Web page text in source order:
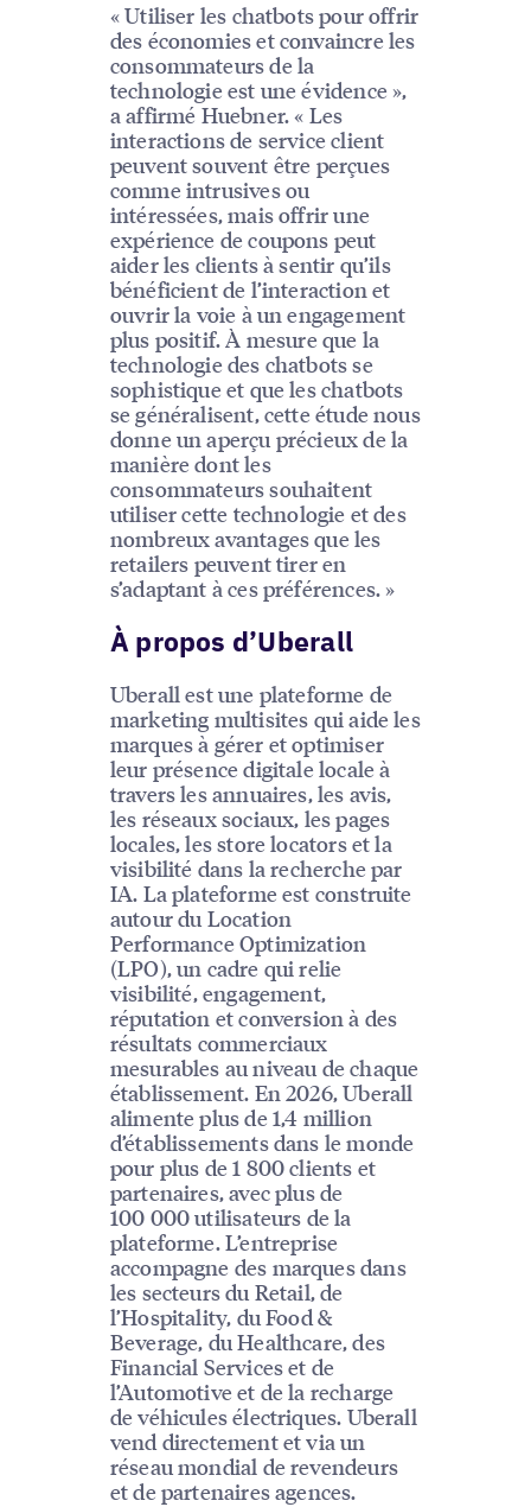
« Utiliser les chatbots pour offrir
des économies et convaincre les
consommateurs de la
technologie est une évidence »,
a affirmé Huebner. « Les
interactions de service client
peuvent souvent être perçues
comme intrusives ou
intéressées, mais offrir une
expérience de coupons peut
aider les clients à sentir qu’ils
bénéficient de l’interaction et
ouvrir la voie à un engagement
plus positif. À mesure que la
technologie des chatbots se
sophistique et que les chatbots
se généralisent, cette étude nous
donne un aperçu précieux de la
manière dont les
consommateurs souhaitent
utiliser cette technologie et des
nombreux avantages que les
retailers peuvent tirer en
s’adaptant à ces préférences. »
À propos d’Uberall
Uberall est une plateforme de
marketing multisites qui aide les
marques à gérer et optimiser
leur présence digitale locale à
travers les annuaires, les avis,
les réseaux sociaux, les pages
locales, les store locators et la
visibilité dans la recherche par
IA. La plateforme est construite
autour du Location
Performance Optimization
(LPO), un cadre qui relie
visibilité, engagement,
réputation et conversion à des
résultats commerciaux
mesurables au niveau de chaque
établissement. En 2026, Uberall
alimente plus de 1,4 million
d’établissements dans le monde
pour plus de 1 800 clients et
partenaires, avec plus de
100 000 utilisateurs de la
plateforme. L’entreprise
accompagne des marques dans
les secteurs du Retail, de
l’Hospitality, du Food &
Beverage, du Healthcare, des
Financial Services et de
l’Automotive et de la recharge
de véhicules électriques. Uberall
vend directement et via un
réseau mondial de revendeurs
et de partenaires agences.